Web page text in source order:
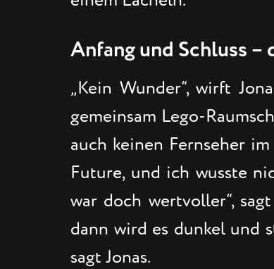
Anfang und Schluss
„Kein Wunder“, wirft
gemeinsam Lego-
auch keinen Fernseher
Future, und ich wusste
war doch wertvoller“,
dann wird es dunkel und
sagt Jonas.